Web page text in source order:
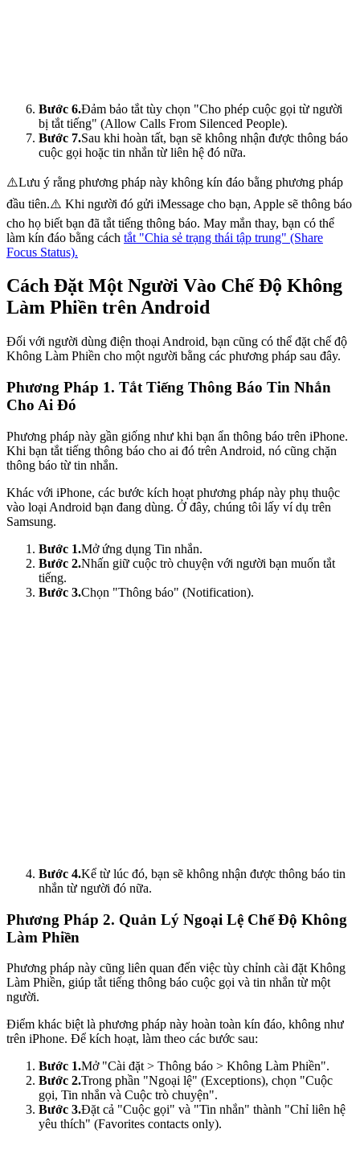
Bước 6.Đảm bảo tắt tùy chọn "Cho phép cuộc gọi từ người
bị tắt tiếng" (Allow Calls From Silenced People).
Bước 7.Sau khi hoàn tất, bạn sẽ không nhận được thông báo
cuộc gọi hoặc tin nhắn từ liên hệ đó nữa.
⚠️Lưu ý rằng phương pháp này không kín đáo bằng phương pháp
đầu tiên.⚠️ Khi người đó gửi iMessage cho bạn, Apple sẽ thông báo
cho họ biết bạn đã tắt tiếng thông báo. May mắn thay, bạn có thể
làm kín đáo bằng cách tắt "Chia sẻ trạng thái tập trung" (Share
Focus Status).
Cách Đặt Một Người Vào Chế Độ Không
Làm Phiền trên Android
Đối với người dùng điện thoại Android, bạn cũng có thể đặt chế độ
Không Làm Phiền cho một người bằng các phương pháp sau đây.
Phương Pháp 1. Tắt Tiếng Thông Báo Tin Nhắn
Cho Ai Đó
Phương pháp này gần giống như khi bạn ẩn thông báo trên iPhone.
Khi bạn tắt tiếng thông báo cho ai đó trên Android, nó cũng chặn
thông báo từ tin nhắn.
Khác với iPhone, các bước kích hoạt phương pháp này phụ thuộc
vào loại Android bạn đang dùng. Ở đây, chúng tôi lấy ví dụ trên
Samsung.
Bước 1.Mở ứng dụng Tin nhắn.
Bước 2.Nhấn giữ cuộc trò chuyện với người bạn muốn tắt
tiếng.
Bước 3.Chọn "Thông báo" (Notification).
Bước 4.Kể từ lúc đó, bạn sẽ không nhận được thông báo tin
nhắn từ người đó nữa.
Phương Pháp 2. Quản Lý Ngoại Lệ Chế Độ Không
Làm Phiền
Phương pháp này cũng liên quan đến việc tùy chỉnh cài đặt Không
Làm Phiền, giúp tắt tiếng thông báo cuộc gọi và tin nhắn từ một
người.
Điểm khác biệt là phương pháp này hoàn toàn kín đáo, không như
trên iPhone. Để kích hoạt, làm theo các bước sau:
Bước 1.Mở "Cài đặt > Thông báo > Không Làm Phiền".
Bước 2.Trong phần "Ngoại lệ" (Exceptions), chọn "Cuộc
gọi, Tin nhắn và Cuộc trò chuyện".
Bước 3.Đặt cả "Cuộc gọi" và "Tin nhắn" thành "Chỉ liên hệ
yêu thích" (Favorites contacts only).